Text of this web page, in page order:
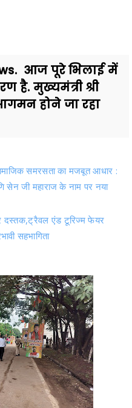
आज पूरे भिलाई में
होने जा रहा
सेन जी महाराज के नाम पर नया
दस्तक,ट्रैवल एंड टूरिज्म फेयर
सहभागिता